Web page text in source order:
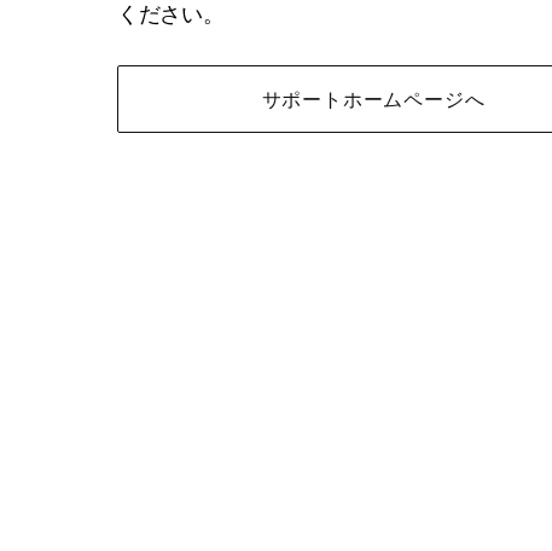
ください。
サポートホームページへ